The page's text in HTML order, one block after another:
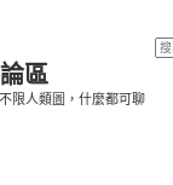
區
限人類圖，什麼都可聊